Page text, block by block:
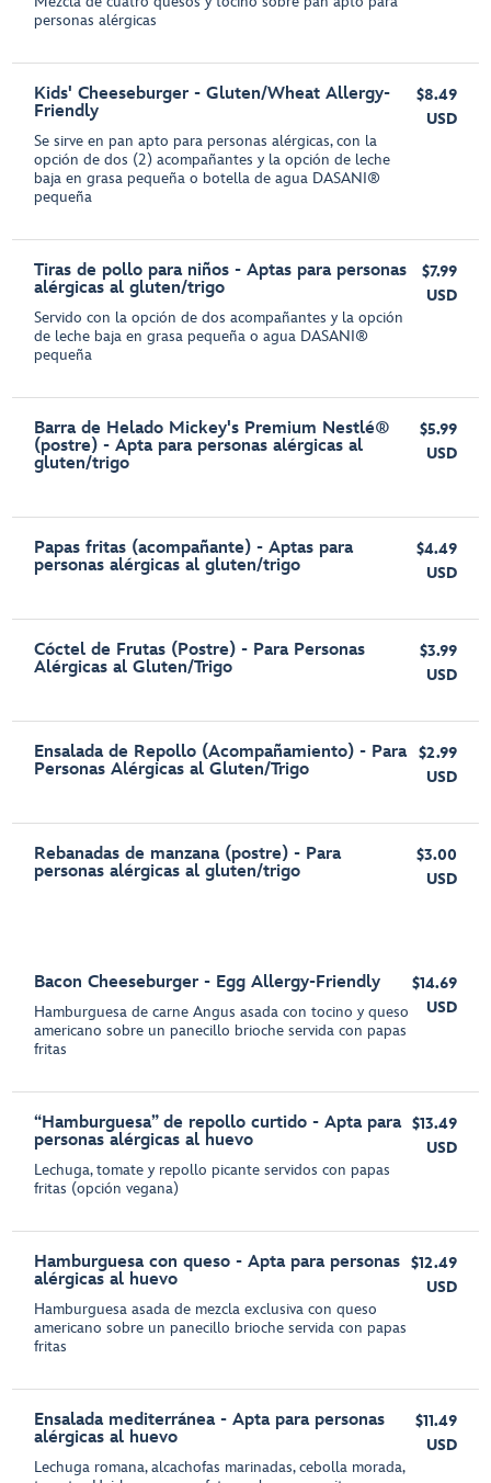
personas alérgicas
Kids' Cheeseburger - Gluten/Wheat Allergy-
Friendly
Se sirve en pan apto para personas alérgicas, con la
opción de dos (2) acompañantes y la opción de leche
baja en grasa pequeña o botella de agua DASANI®
pequeña
$8.49
USD
Tiras de pollo para niños - Aptas para personas
alérgicas al gluten/trigo
Servido con la opción de dos acompañantes y la opción
de leche baja en grasa pequeña o agua DASANI®
pequeña
$7.99
USD
Barra de Helado Mickey's Premium Nestlé®
(postre) - Apta para personas alérgicas al
gluten/trigo
$5.99
USD
Papas fritas (acompañante) - Aptas para
personas alérgicas al gluten/trigo
$4.49
USD
Cóctel de Frutas (Postre) - Para Personas
Alérgicas al Gluten/Trigo
$3.99
USD
Ensalada de Repollo (Acompañamiento) - Para
Personas Alérgicas al Gluten/Trigo
$2.99
USD
Rebanadas de manzana (postre) - Para
personas alérgicas al gluten/trigo
$3.00
USD
Bacon Cheeseburger - Egg Allergy-Friendly
Hamburguesa de carne Angus asada con tocino y queso
americano sobre un panecillo brioche servida con papas
fritas
$14.69
USD
“Hamburguesa” de repollo curtido - Apta para
personas alérgicas al huevo
Lechuga, tomate y repollo picante servidos con papas
fritas (opción vegana)
$13.49
USD
Hamburguesa con queso - Apta para personas
alérgicas al huevo
Hamburguesa asada de mezcla exclusiva con queso
americano sobre un panecillo brioche servida con papas
fritas
$12.49
USD
Ensalada mediterránea - Apta para personas
alérgicas al huevo
Lechuga romana, alcachofas marinadas, cebolla morada,
$11.49
USD